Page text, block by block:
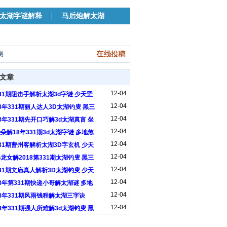
太湖字谜解释 马后炮解太湖
章
期阻击手解析太湖3d字谜 少天罡
12-04
年331期丽人达人3D太湖钓叟 黑三
12-04
年331期先开口巧解3d太湖真言 坐
12-04
解18年331期3d太湖字谜 多地煞
12-04
期曹州客解析太湖3D字玄机 少天
12-04
女解2018第331期太湖钓叟 黑三
12-04
期文庙真人解析3D太湖钓叟 少天
12-04
年第331期快递小哥解太湖谜 多地
12-04
年331期风雨钱程解太湖三字诀
12-04
年331期强人所难解3d太湖钓叟 黑
12-04